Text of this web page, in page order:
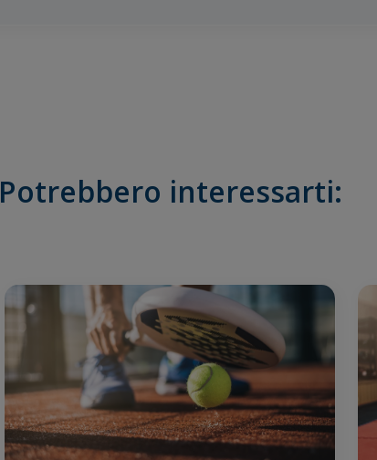
Potrebbero interessarti: